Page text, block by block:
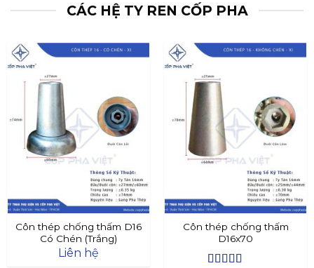
CÁC HỆ TY REN CỐP PHA
Côn thép chống thấm D16
Có Chén (Trắng)
Liên hệ
Côn thép chống thấm
D16x70